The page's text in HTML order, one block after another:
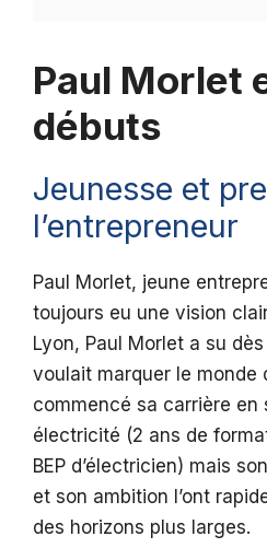
Paul Morlet
débuts
Jeunesse et
l’entrepreneur
Paul Morlet, jeune
toujours eu une vision
Lyon, Paul Morlet a su dès
voulait marquer le monde
commencé sa carrière en
électricité (2 ans de
BEP d’électricien) mais
et son ambition l’ont
des horizons plus larges.